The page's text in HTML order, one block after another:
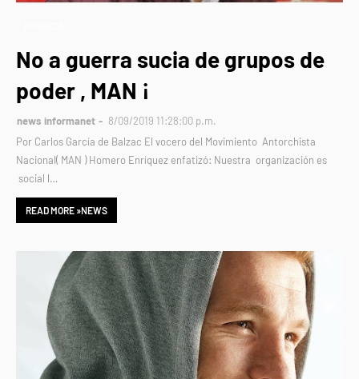
No a guerra sucia de grupos de
poder , MAN ¡
news informanet
8/09/2019 11:28:00 p.m.
Por Carlos García de Balzac El vocero del Movimiento Antorchista
Nacional( MAN ) Homero Enríquez enfatizó: Nuestra organización es
social l…
READ MORE »NEWS